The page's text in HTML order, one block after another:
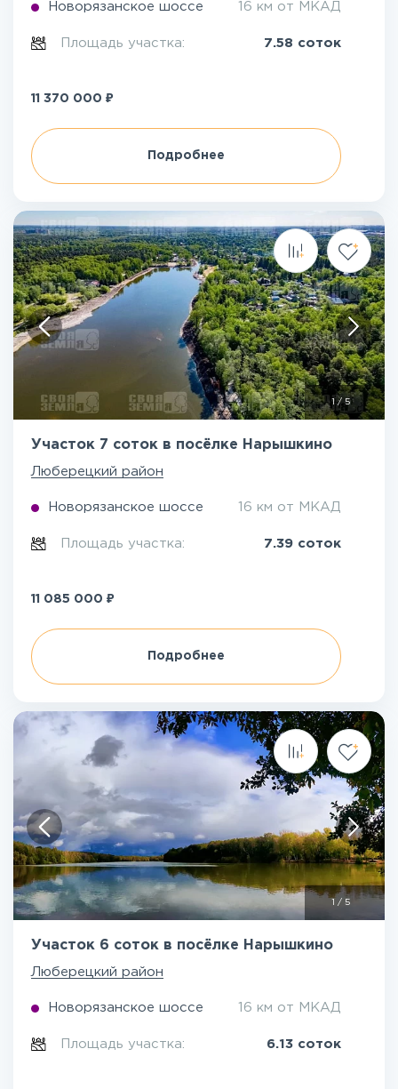
Новорязанское шоссе 16 км от МКАД
Площадь участка: 7.58 соток
11 370 000 ₽
Подробнее
1 /5
Участок 7 соток в посёлке Нарышкино
Люберецкий район
Новорязанское шоссе 16 км от МКАД
Площадь участка: 7.39 соток
11 085 000 ₽
Подробнее
/ 5
Участок 6 соток в посёлке Нарышкино
Люберецкий район
Новорязанское шоссе 16 км от МКАД
Площадь участка: 6.13 соток